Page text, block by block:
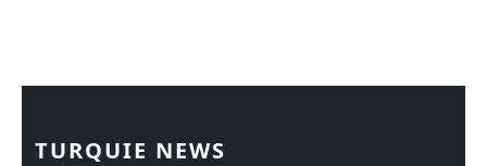
TURQUIE NEWS